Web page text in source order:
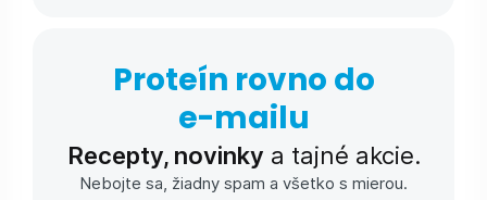
Proteín rovno do
e-⁠mailu
Recepty, novinky a tajné akcie.
Nebojte sa, žiadny spam a všetko s mierou.